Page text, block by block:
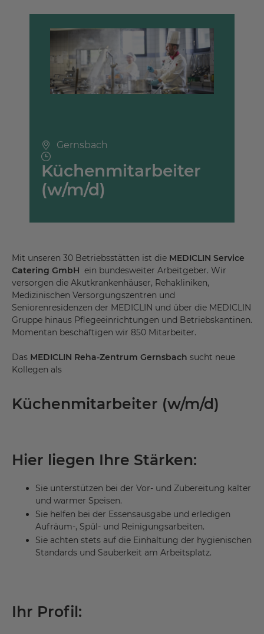
Gernsbach
Küchenmitarbeiter
(w/m/d)
Mit unseren 30 Betriebsstätten ist die MEDICLIN Service
Catering GmbH ein bundesweiter Arbeitgeber. Wir
versorgen die Akutkrankenhäuser, Rehakliniken,
Medizinischen Versorgungszentren und
Seniorenresidenzen der MEDICLIN und über die MEDICLIN
Gruppe hinaus Pflegeeinrichtungen und Betriebskantinen.
Momentan beschäftigen wir 850 Mitarbeiter.
Das MEDICLIN Reha-Zentrum Gernsbach sucht neue
Kollegen als
Küchenmitarbeiter (w/m/d)
Hier liegen Ihre Stärken:
Sie unterstützen bei der Vor- und Zubereitung kalter
und warmer Speisen.
Sie helfen bei der Essensausgabe und erledigen
Aufräum-, Spül- und Reinigungsarbeiten.
Sie achten stets auf die Einhaltung der hygienischen
Standards und Sauberkeit am Arbeitsplatz.
Ihr Profil: